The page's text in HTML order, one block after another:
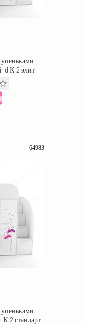
К-2 элит
64983
2 стандарт